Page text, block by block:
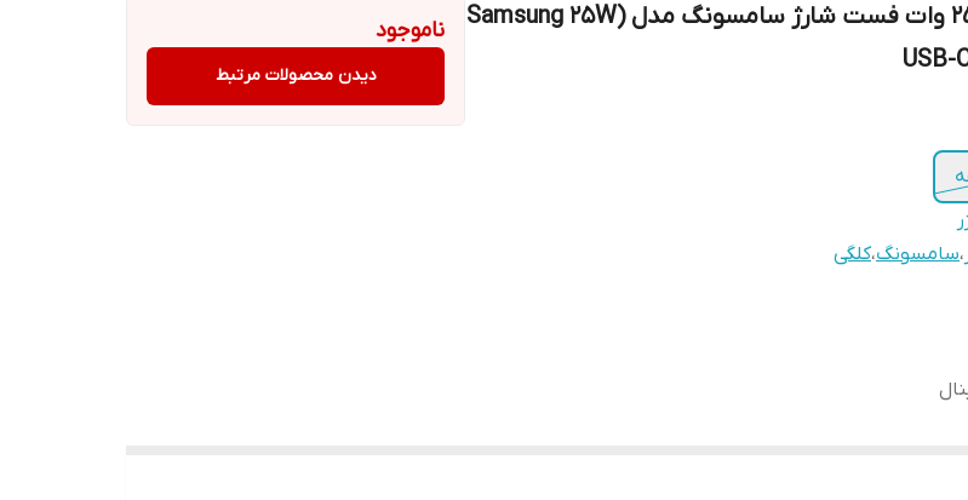
شارژر اصلی 25 وات فست شارژ سامسونگ مدل (Samsung 25W
USB-
،سامسونگ،کلگی
ناموجود
دیدن محصولات مرتبط